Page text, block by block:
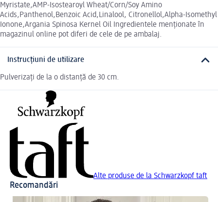
Myristate,AMP-Isostearoyl Wheat/Corn/Soy Amino
Acids,Panthenol,Benzoic Acid,Linalool, Citronellol,Alpha-Isomethyl
Ionone,Argania Spinosa Kernel Oil Ingredientele menționate în
magazinul online pot diferi de cele de pe ambalaj.
Instrucțiuni de utilizare
Pulverizați de la o distanță de 30 cm.
Alte produse de la Schwarzkopf taft
Recomandări